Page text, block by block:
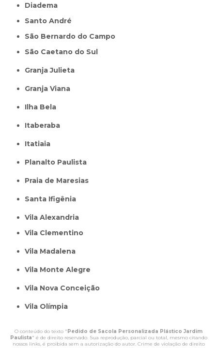
Diadema
Santo André
São Bernardo do Campo
São Caetano do Sul
Granja Julieta
Granja Viana
Ilha Bela
Itaberaba
itatiaia
Planalto Paulista
Praia de Maresias
Santa Ifigênia
Vila Alexandria
Vila Clementino
Vila Madalena
Vila Monte Alegre
Vila Nova Conceição
Vila Olímpia
O conteúdo do texto "Pedido de Sacola Personalizada Plástico Jardim
Paulista" é de direito reservado. Sua reprodução, parcial ou total, mesmo citando
nossos links, é proibida sem a autorização do autor. Crime de violação de direito